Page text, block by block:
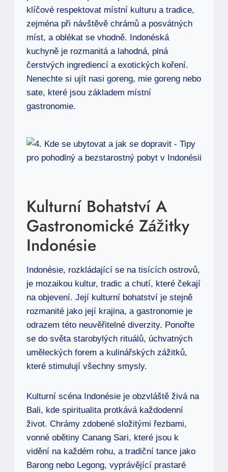
klíčové respektovat místní kulturu a tradice,
zejména při návštěvě chrámů a posvátných
míst, a oblékat se vhodně. Indonéská
kuchyně je rozmanitá a lahodná, plná
čerstvých ingrediencí a exotických koření.
Nenechte si ujít nasi goreng, mie goreng nebo
sate, které jsou základem místní
gastronomie.
Kulturní Bohatství A
Gastronomické Zážitky
Indonésie
Indonésie, rozkládající se na tisících ostrovů,
je mozaikou kultur, tradic a chutí, které čekají
na objevení. Její kulturní bohatství je stejně
rozmanité jako její krajina, a gastronomie je
odrazem této neuvěřitelné diverzity. Ponořte
se do světa starobylých rituálů, úchvatných
uměleckých forem a kulinářských zážitků,
které stimulují všechny smysly.
Kulturní scéna Indonésie je obzvláště živá na
Bali, kde spiritualita protkává každodenní
život. Chrámy zdobené složitými řezbami,
vonné obětiny Canang Sari, které jsou k
vidění na každém rohu, a tradiční tance jako
Barong nebo Legong, vyprávějící prastaré